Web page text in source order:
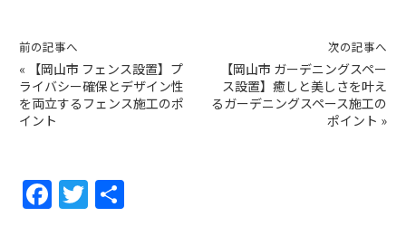
前の記事へ
«
【岡山市 フェンス設置】プ
ライバシー確保とデザイン性
を両立するフェンス施工のポ
イント
次の記事へ
【岡山市 ガーデニングスペー
ス設置】癒しと美しさを叶え
るガーデニングスペース施工の
ポイント »
F
a
T
w